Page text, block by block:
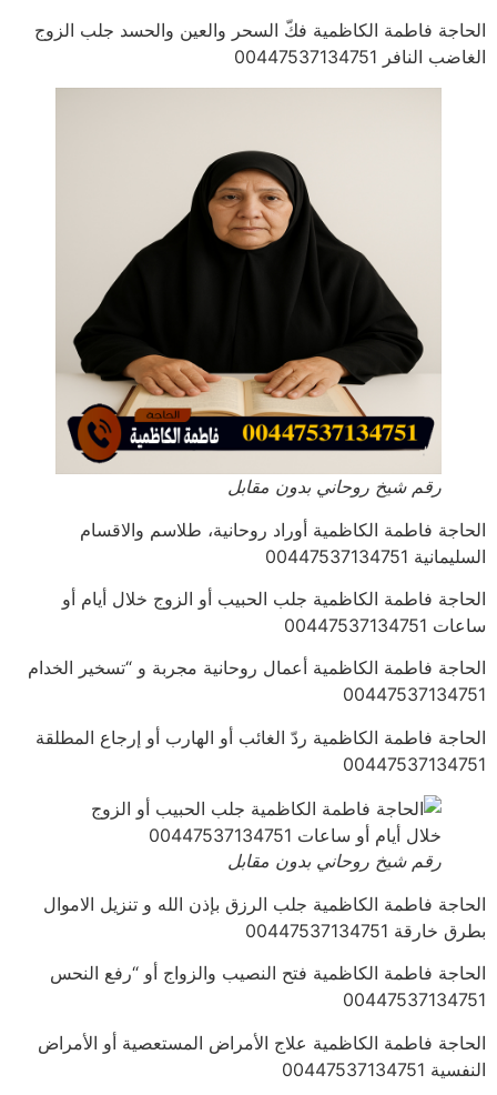
الحاجة فاطمة الكاظمية فكّ السحر والعين والحسد جلب الزوج
الغاضب النافر 00447537134751
رقم شيخ روحاني بدون مقابل
الحاجة فاطمة الكاظمية أوراد روحانية، طلاسم والاقسام
السليمانية 00447537134751
الحاجة فاطمة الكاظمية جلب الحبيب أو الزوج خلال أيام أو
ساعات 00447537134751
الحاجة فاطمة الكاظمية أعمال روحانية مجربة و “تسخير الخدام
00447537134751
الحاجة فاطمة الكاظمية ردّ الغائب أو الهارب أو إرجاع المطلقة
00447537134751
رقم شيخ روحاني بدون مقابل
الحاجة فاطمة الكاظمية جلب الرزق بإذن الله و تنزيل الاموال
بطرق خارقة 00447537134751
الحاجة فاطمة الكاظمية فتح النصيب والزواج أو “رفع النحس
00447537134751
الحاجة فاطمة الكاظمية علاج الأمراض المستعصية أو الأمراض
النفسية 00447537134751